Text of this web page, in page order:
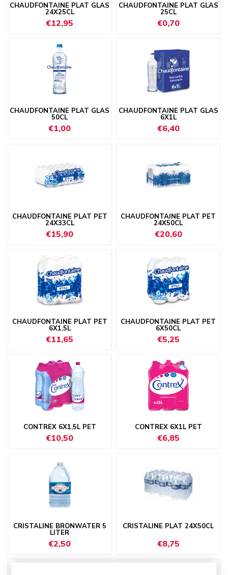
CHAUDFONTAINE PLAT GLAS
24X25CL
€12,95
CHAUDFONTAINE PLAT GLAS
25CL
€0,70
CHAUDFONTAINE PLAT GLAS
50CL
€1,00
CHAUDFONTAINE PLAT GLAS
6X1L
€6,40
CHAUDFONTAINE PLAT PET
24X33CL
€15,90
CHAUDFONTAINE PLAT PET
24X50CL
€20,60
CHAUDFONTAINE PLAT PET
6X1,5L
€11,65
CHAUDFONTAINE PLAT PET
6X50CL
€5,25
CONTREX 6X1,5L PET
€10,50
CONTREX 6X1L PET
€6,85
CRISTALINE BRONWATER 5
LITER
€2,50
CRISTALINE PLAT 24X50CL
€8,75